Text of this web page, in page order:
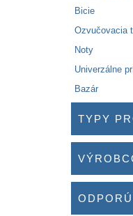
Bicie
Ozvučovacia
Noty
Univerzálne
Bazár
TYPY